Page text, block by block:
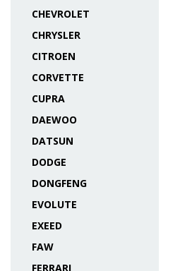
CHEVROLET
CHRYSLER
CITROEN
CORVETTE
CUPRA
DAEWOO
DATSUN
DODGE
DONGFENG
EVOLUTE
EXEED
FAW
FERRARI